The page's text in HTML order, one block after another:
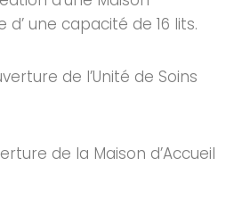
d’ une capacité de 16 lits.
de l’Unité de Soins
de la Maison d’Accueil